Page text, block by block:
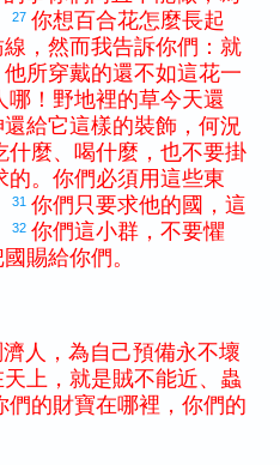
27 你想百合花怎麼長起
線 ， 然而我告訴你們 ： 就
他所穿戴的還不如這花一
哪 ！ 野地裡的草今天還
還給它這樣的裝飾 ， 何況
什麼、 喝什麼 ， 也不要掛
的。 你們必須用這些東
31 你們 只要求他的國 ， 這
32 你們這小群 ， 不要懼
國 賜給你們。
人 ， 為自己預備永不壞
天上 ， 就是賊不能近、 蟲
們的財寶在哪裡 ， 你們的